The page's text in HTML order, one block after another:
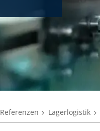
Referenzen Lagerlogistik